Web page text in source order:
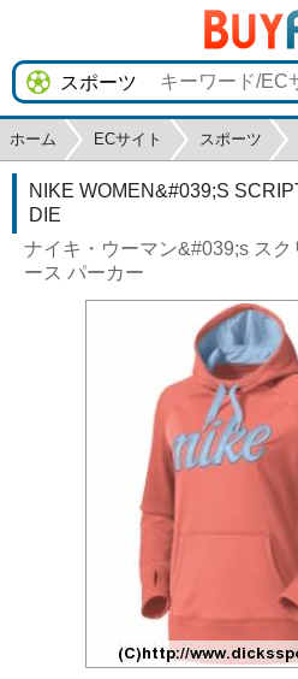
ホーム ECサイト スポーツ
NIKE WOMEN&#039;S
DIE
ナイキ・ウーマン&#039;s スク
ース パーカー